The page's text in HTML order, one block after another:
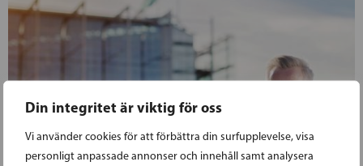
Din integritet är viktig för oss
Vi använder cookies för att förbättra din surfupplevelse, visa
personligt anpassade annonser och innehåll samt analysera